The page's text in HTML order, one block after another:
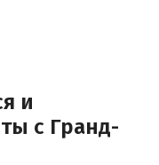
и
с Гранд-